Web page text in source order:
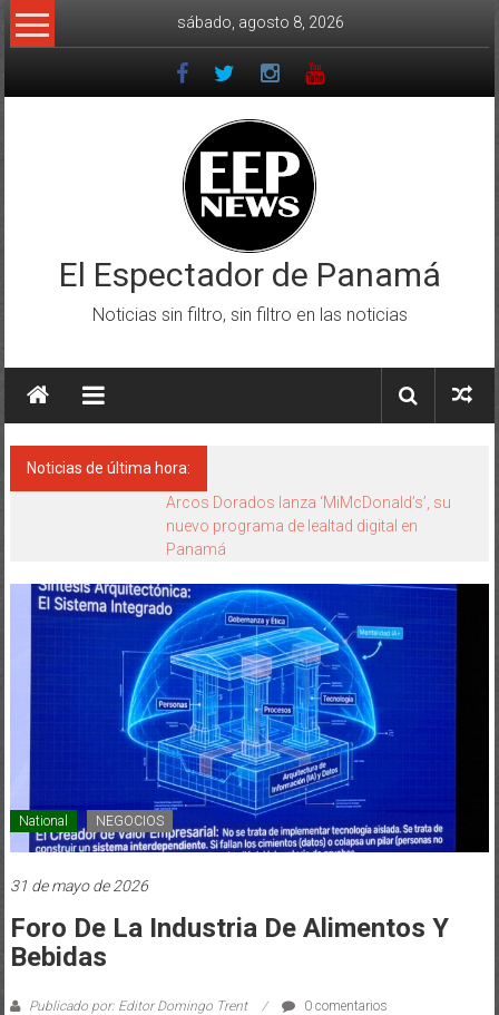
Saltar
al
sábado, agosto 8, 2026
El Espectador de Panamá
Noticias sin filtro, sin filtro en las noticias
Noticias de última hora:
HEINEKEN PANAMÁ Y CINÉPOLIS
TRANSFORMAN LA FORMA DE VIVIR EL
CINE
National NEGOCIOS
31 de mayo de 2026
Foro De La Industria De Alimentos Y
Bebidas
Publicado por: Editor Domingo Trent 0 comentarios